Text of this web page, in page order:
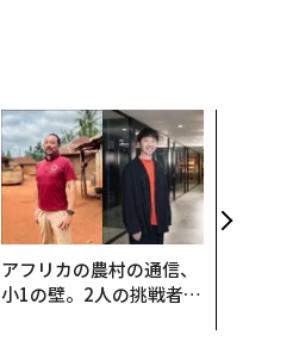
アフリカの農村の通信、
小1の壁。2人の挑戦者が